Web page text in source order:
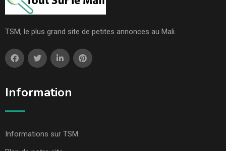
TSM, le plus grand site de petites annonces au Mali.
Information
Informations sur TSM